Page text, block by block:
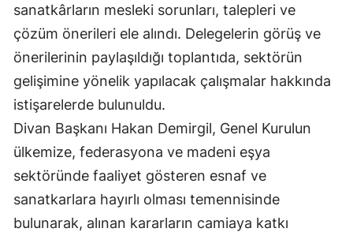
Muş
Nevşehir
Niğde
Rize
Sakarya
Samsun
sanatkârların mesleki sorunları, talepleri ve
çözüm önerileri ele alındı. Delegelerin görüş ve
önerilerinin paylaşıldığı toplantıda, sektörün
gelişimine yönelik yapılacak çalışmalar hakkında
istişarelerde bulunuldu.
Divan Başkanı Hakan Demirgil, Genel Kurulun
ülkemize, federasyona ve madeni eşya
sektöründe faaliyet gösteren esnaf ve
sanatkarlara hayırlı olması temennisinde
bulunarak, alınan kararların camiaya katkı